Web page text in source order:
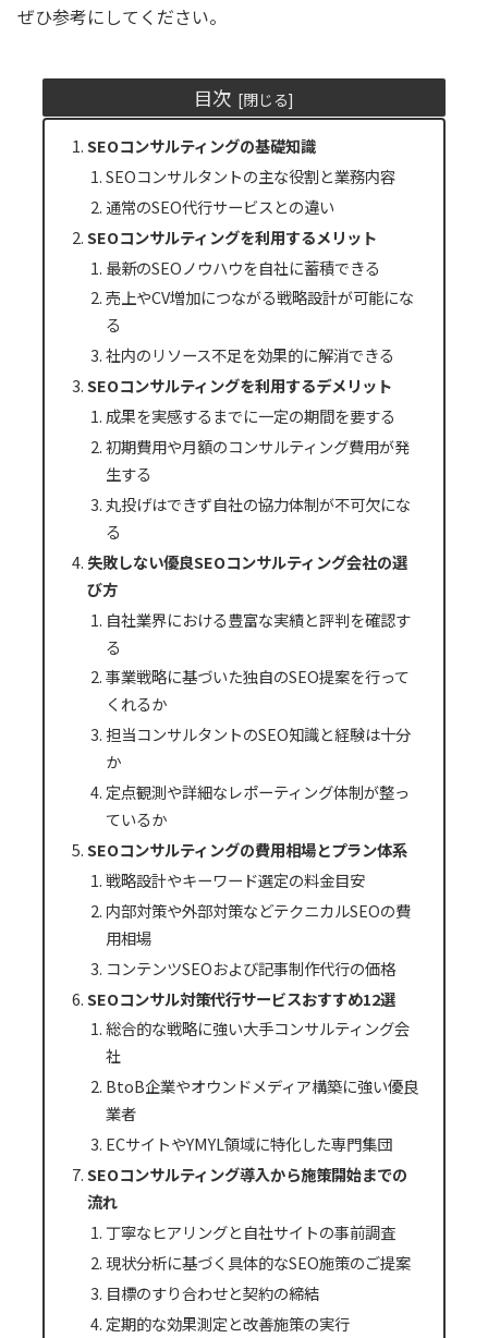
ぜひ参考にしてください。
目次
SEOコンサルティングの基礎知識
SEOコンサルタントの主な役割と業務内容
通常のSEO代行サービスとの違い
SEOコンサルティングを利用するメリット
最新のSEOノウハウを自社に蓄積できる
売上やCV増加につながる戦略設計が可能にな
る
社内のリソース不足を効果的に解消できる
SEOコンサルティングを利用するデメリット
成果を実感するまでに一定の期間を要する
初期費用や月額のコンサルティング費用が発
生する
丸投げはできず自社の協力体制が不可欠にな
る
失敗しない優良SEOコンサルティング会社の選
び方
自社業界における豊富な実績と評判を確認す
る
事業戦略に基づいた独自のSEO提案を行って
くれるか
担当コンサルタントのSEO知識と経験は十分
か
定点観測や詳細なレポーティング体制が整っ
ているか
SEOコンサルティングの費用相場とプラン体系
戦略設計やキーワード選定の料金目安
内部対策や外部対策などテクニカルSEOの費
用相場
コンテンツSEOおよび記事制作代行の価格
SEOコンサル対策代行サービスおすすめ12選
総合的な戦略に強い大手コンサルティング会
社
BtoB企業やオウンドメディア構築に強い優良
業者
ECサイトやYMYL領域に特化した専門集団
SEOコンサルティング導入から施策開始までの
流れ
丁寧なヒアリングと自社サイトの事前調査
現状分析に基づく具体的なSEO施策のご提案
目標のすり合わせと契約の締結
定期的な効果測定と改善施策の実行